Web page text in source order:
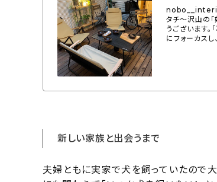
タチ～沢山の
うございます。
にフォーカス
新しい家族と出会うまで
夫婦ともに実家で犬を飼っていたので